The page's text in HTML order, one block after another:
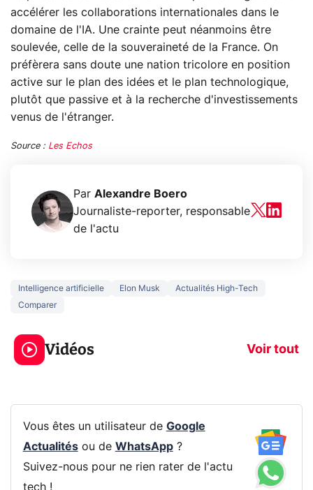
accélérer les collaborations internationales dans le
domaine de l'IA. Une crainte peut néanmoins être
soulevée, celle de la souveraineté de la France. On
préfèrera sans doute une nation tricolore en position
active sur le plan des idées et le plan technologique,
plutôt que passive et à la recherche d'investissements
venus de l'étranger.
Source : Les Echos
Par Alexandre Boero
Journaliste-reporter, responsable
de l'actu
Intelligence artificielle Elon Musk
Actualités High-Tech
Comparer
Vidéos Voir tout
5 générations de
jeux dans la
prochaine Xbox !
navigation
Vous êtes un utilisateur de Google
Actualitésou de WhatsApp?
Suivez-nous pour ne rien rater de l'actu
tech !